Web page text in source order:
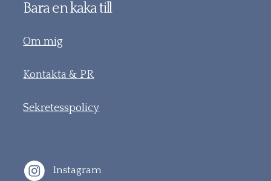
Bara en kaka till
Om mig
Kontakta & PR
Sekretesspolicy
Instagram